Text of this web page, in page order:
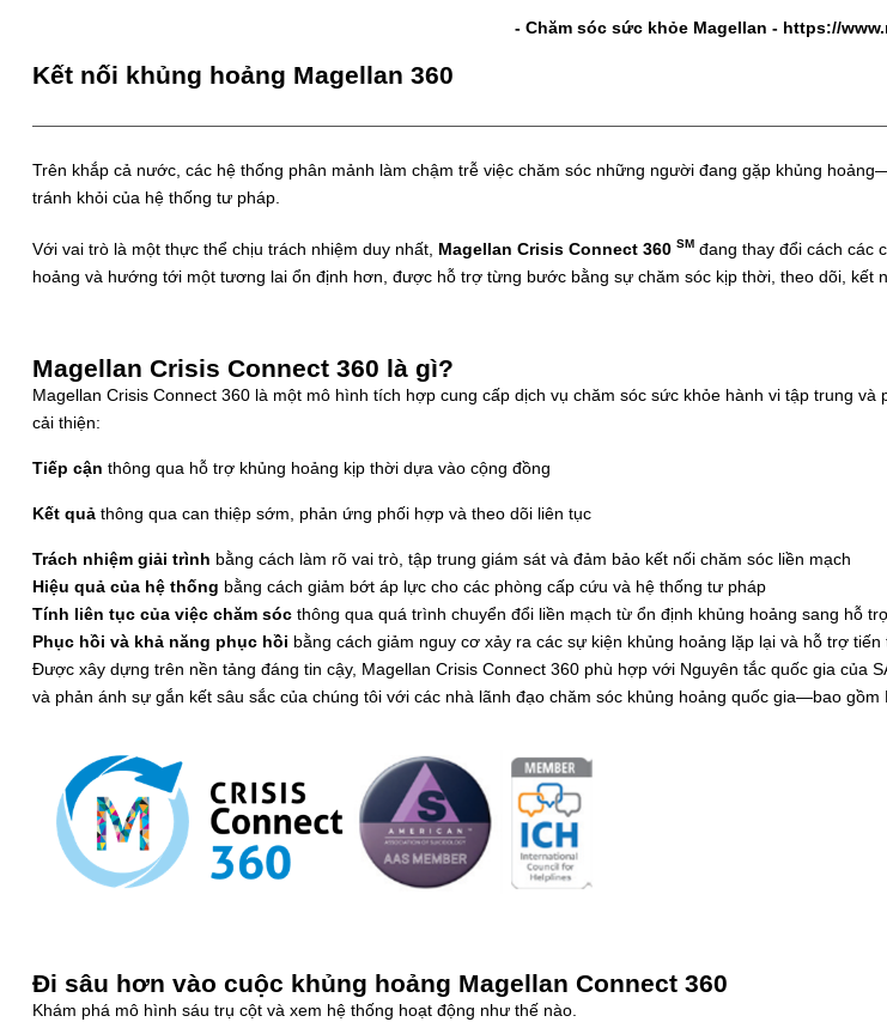
- Chăm sóc sức khỏe Magellan - https://
Kết nối khủng hoảng Magellan 360
Trên khắp cả nước, các hệ thống phân mảnh làm chậm trễ việc chăm sóc những người đang gặp khủng
tránh khỏi của hệ thống tư pháp.
Với vai trò là một thực thể chịu trách nhiệm duy nhất, Magellan Crisis Connect 360 SMđang thay đổi cách các
hoảng và hướng tới một tương lai ổn định hơn, được hỗ trợ từng bước bằng sự chăm sóc kịp thời, theo dõi, kết
Magellan Crisis Connect 360 là gì?
Magellan Crisis Connect 360 là một mô hình tích hợp cung cấp dịch vụ chăm sóc sức khỏe hành vi tập trung
cải thiện:
Tiếp cận thông qua hỗ trợ khủng hoảng kịp thời dựa vào cộng đồng
Kết quảthông qua can thiệp sớm, phản ứng phối hợp và theo dõi liên tục
Trách nhiệm giải trình bằng cách làm rõ vai trò, tập trung giám sát và đảm bảo kết nối chăm sóc liền mạch
Hiệu quả của hệ thống bằng cách giảm bớt áp lực cho các phòng cấp cứu và hệ thống tư pháp
Tính liên tục của việc chăm sócthông qua quá trình chuyển đổi liền mạch từ ổn định khủng hoảng sang hỗ
Phục hồi và khả năng phục hồi bằng cách giảm nguy cơ xảy ra các sự kiện khủng hoảng lặp lại và hỗ trợ
Được xây dựng trên nền tảng đáng tin cậy, Magellan Crisis Connect 360 phù hợp với Nguyên tắc quốc gia của
và phản ánh sự gắn kết sâu sắc của chúng tôi với các nhà lãnh đạo chăm sóc khủng hoảng quốc gia—bao
Đi sâu hơn vào cuộc khủng hoảng Magellan Connect 360
Khám phá mô hình sáu trụ cột và xem hệ thống hoạt động như thế nào.